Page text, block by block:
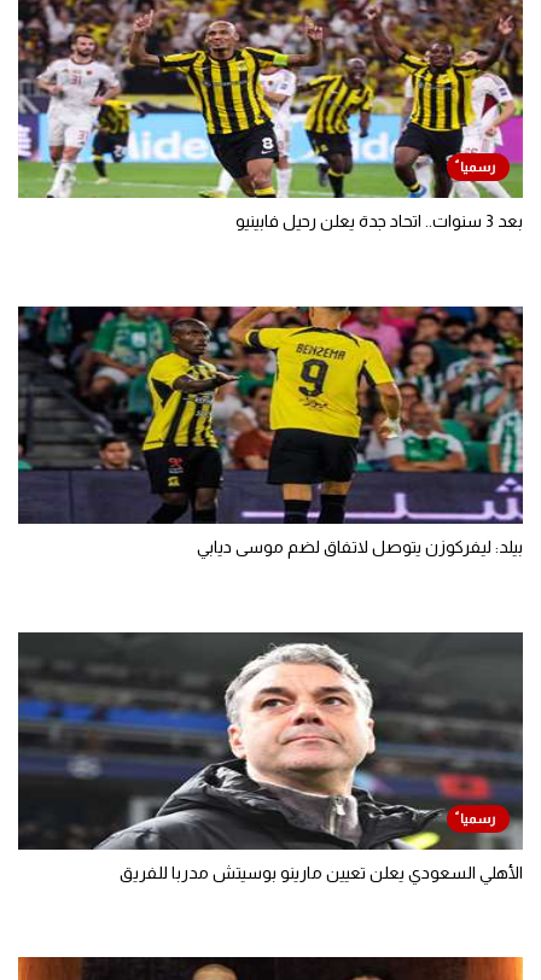
بعد 3 سنوات.. اتحاد جدة يعلن رحيل فابينيو
بيلد: ليفركوزن يتوصل لاتفاق لضم موسى ديابي
الأهلي السعودي يعلن تعيين مارينو بوسيتش مدربا للفريق